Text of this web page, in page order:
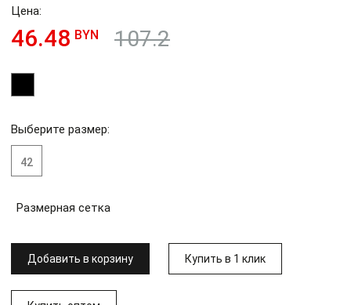
Цена:
46.48 BYN 107.2
Выберите размер:
42
Размерная сетка
Добавить в корзину Купить в 1 клик